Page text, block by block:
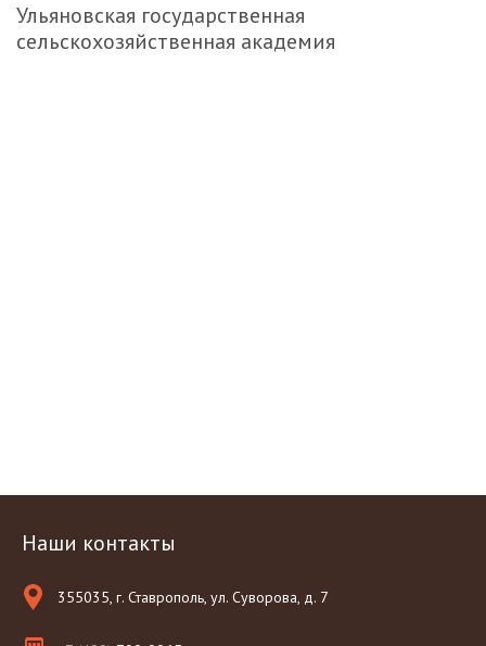
Ульяновская государственная
сельскохозяйственная академия
Наши контакты
355035, г. Ставрополь, ул. Суворова, д. 7